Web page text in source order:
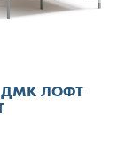
ДМК ЛОФТ